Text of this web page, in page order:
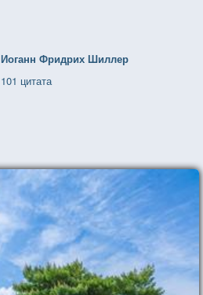
Иоганн Фридрих Шиллер
101 цитата